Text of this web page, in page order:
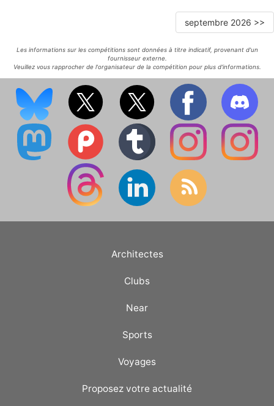
septembre 2026 >>
Les informations sur les compétitions sont données à titre indicatif, provenant d'un
fournisseur externe.
Veuillez vous rapprocher de l'organisateur de la compétition pour plus d'informations.
Architectes
Clubs
Near
Sports
Voyages
Proposez votre actualité